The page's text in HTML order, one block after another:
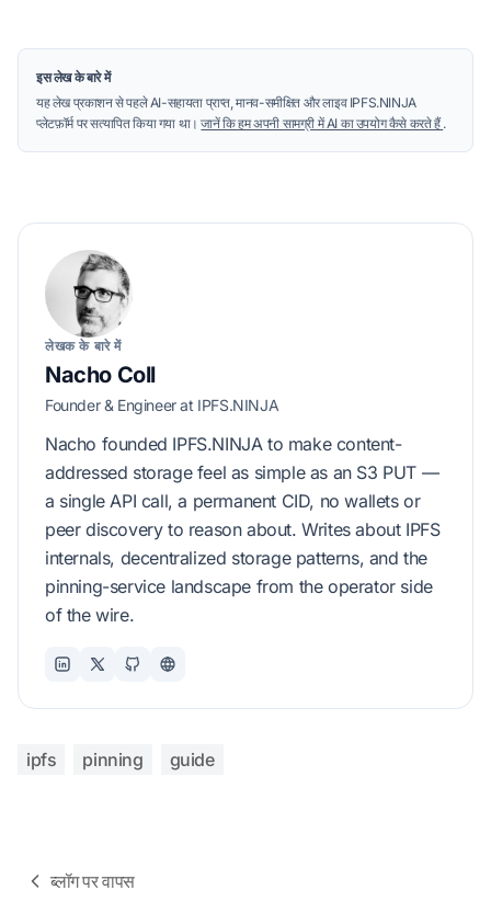
इस लेख के बारे में
यह लेख प्रकाशन से पहले AI-सहायता प्राप्त, मानव-समीक्षित और लाइव IPFS.NINJA
प्लेटफ़ॉर्म पर सत्यापित किया गया था।जानें कि हम अपनी सामग्री में AI का उपयोग कैसे करते हैं.
लेखक के बारे में
Nacho Coll
Founder & Engineer at IPFS.NINJA
Nacho founded IPFS.NINJA to make content-
addressed storage feel as simple as an S3 PUT —
a single API call, a permanent CID, no wallets or
peer discovery to reason about. Writes about IPFS
internals, decentralized storage patterns, and the
pinning-service landscape from the operator side
of the wire.
ipfs pinning guide
ब्लॉग पर वापस